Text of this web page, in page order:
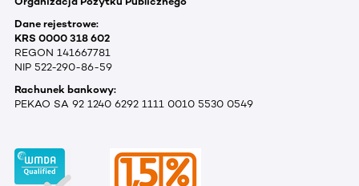
Dane rejestrowe:
KRS 0000 318 602
REGON 141667781
NIP 522-290-86-59
Rachunek bankowy:
PEKAO SA 92 1240 6292 1111 0010 5530 0549